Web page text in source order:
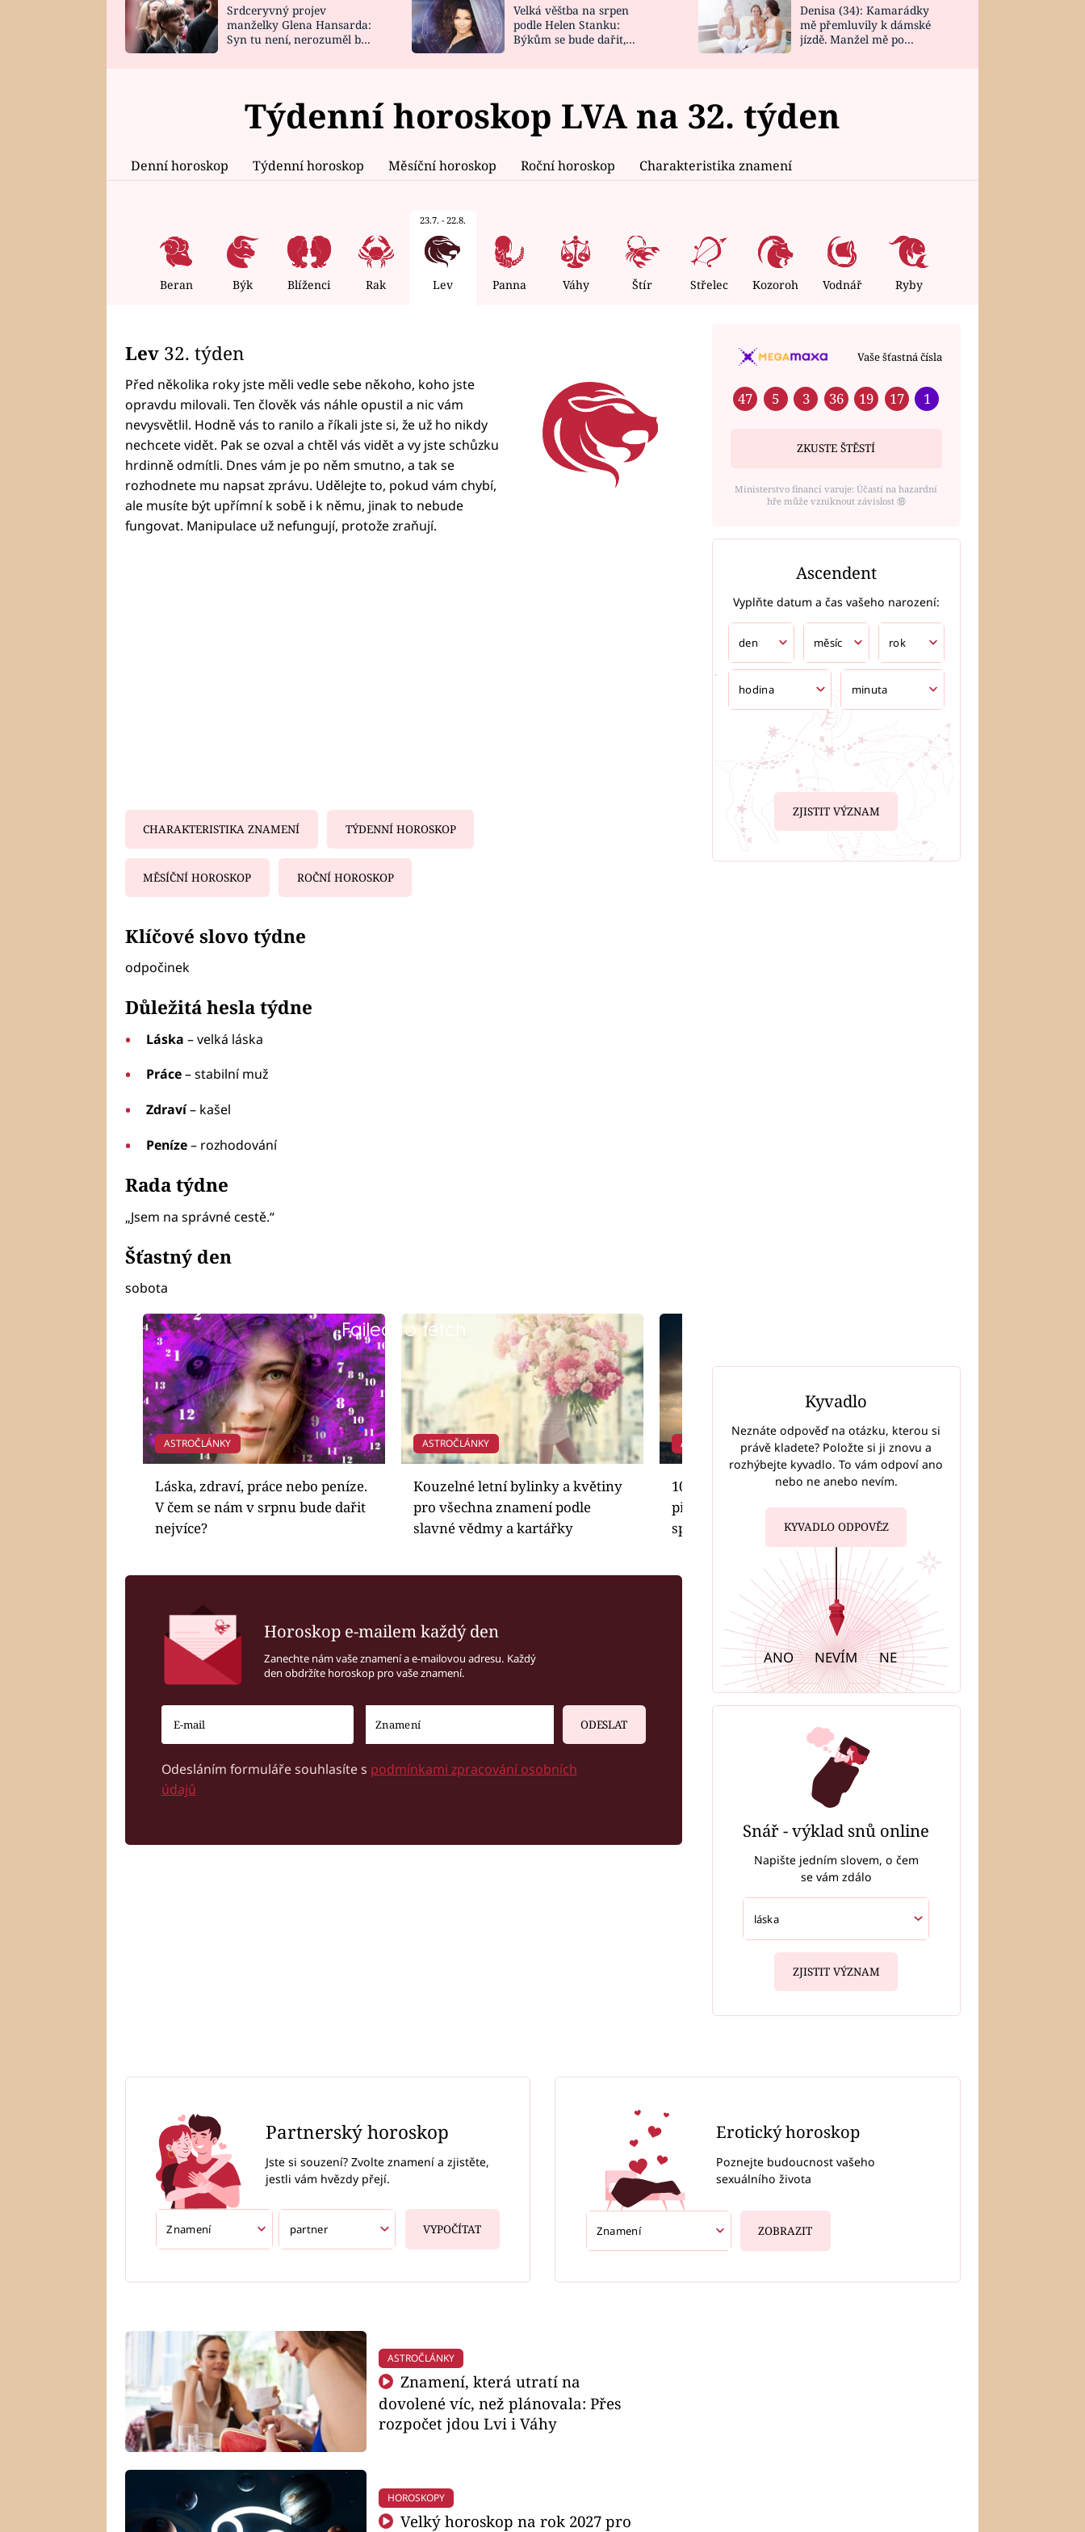
HOROSKOP NA
CELEBRITY
VAŘENÍ
NOVINKY
VIDEORECEPTY
DESIGN
Srdceryvný projev
manželky Glena Hansarda:
Syn tu není, nerozuměl by
Velká věštba na srpen
podle Helen Stanku:
Býkům se bude dařit,
Denisa (34): Kamarádky
mě přemluvily k dámské
jízdě. Manžel mě po
Týdenní horoskop LVA na 32. týden
Denní horoskop Týdenní horoskop Měsíční horoskop Roční horoskop Charakteristika znamení
Beran Býk Blíženci Rak
23.7. - 22.8.
Lev Panna Váhy Štír Střelec Kozoroh Vodnář Ryby
Lev 32. týden
Před několika roky jste měli vedle sebe někoho, koho jste
opravdu milovali. Ten člověk vás náhle opustil a nic vám
nevysvětlil. Hodně vás to ranilo a říkali jste si, že už ho nikdy
nechcete vidět. Pak se ozval a chtěl vás vidět a vy jste schůzku
hrdinně odmítli. Dnes vám je po něm smutno, a tak se
rozhodnete mu napsat zprávu. Udělejte to, pokud vám chybí,
ale musíte být upřímní k sobě i k němu, jinak to nebude
fungovat. Manipulace už nefungují, protože zraňují.
CHARAKTERISTIKA ZNAMENÍ TÝDENNÍ HOROSKOP
MĚSÍČNÍ HOROSKOP ROČNÍ HOROSKOP
Klíčové slovo týdne
odpočinek
Důležitá hesla týdne
Láska – velká láska
Práce– stabilní muž
Zdraví– kašel
Peníze– rozhodování
Rada týdne
„Jsem na správné cestě.“
Šťastný den
sobota
Failed to fetch
ASTROČLÁNKY
Láska, zdraví, práce nebo peníze.
V čem se nám v srpnu bude dařit
nejvíce?
ASTROČLÁNKY
Kouzelné letní bylinky a květiny
pro všechna znamení podle
slavné vědmy a kartářky
ASTROČLÁNKY
10 nejdůležitějších dnů v srpnu
přinese osudové události, lásku i
splněná přání
Horoskop e-mailem každý den
Zanechte nám vaše znamení a e-mailovou adresu. Každý
den obdržíte horoskop pro vaše znamení.
ODESLAT
Odesláním formuláře souhlasíte s podmínkami zpracování osobních
údajů
Vaše šťastná čísla
47 5 3 36 19 17 1
ZKUSTE ŠTĚSTÍ
Ministerstvo financí varuje: Účastí na hazardní
hře může vzniknout závislost ⑱
Ascendent
Vyplňte datum a čas vašeho narození:
ZJISTIT VÝZNAM
Kyvadlo
Neznáte odpověď na otázku, kterou si
právě kladete? Položte si ji znovu a
rozhýbejte kyvadlo. To vám odpoví ano
nebo ne anebo nevím.
KYVADLO ODPOVĚZ
ANO NEVÍM NE
Snář - výklad snů online
Napište jedním slovem, o čem
se vám zdálo
ZJISTIT VÝZNAM
Partnerský horoskop
Jste si souzení? Zvolte znamení a zjistěte,
jestli vám hvězdy přejí.
VYPOČÍTAT
Erotický horoskop
Poznejte budoucnost vašeho
sexuálního života
ZOBRAZIT
ASTROČLÁNKY
Znamení, která utratí na
dovolené víc, než plánovala: Přes
rozpočet jdou Lvi i Váhy
HOROSKOPY
Velký horoskop na rok 2027 pro